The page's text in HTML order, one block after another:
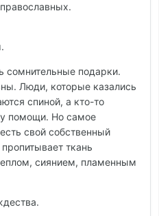
сомнительные подарки.
Люди, которые казались
спиной, а кто-то
помощи. Но самое
свой собственный
ткань
сиянием, пламенным